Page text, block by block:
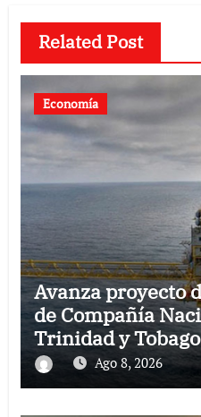
Related Post
Economía
Avanza proyecto
de Compañía
Trinidad y Tobago
Ago 8, 2026